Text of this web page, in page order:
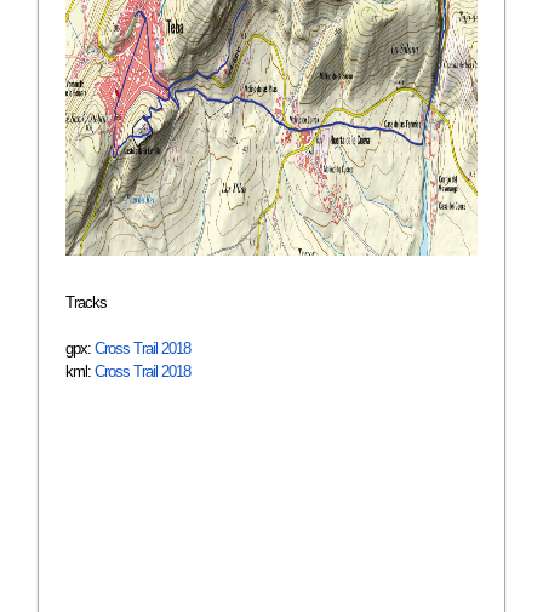
Tracks
gpx: Cross Trail 2018
kml: Cross Trail 2018